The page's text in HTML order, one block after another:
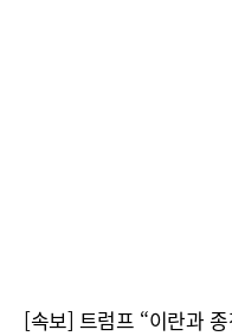
[속보] 트럼프 “이란과